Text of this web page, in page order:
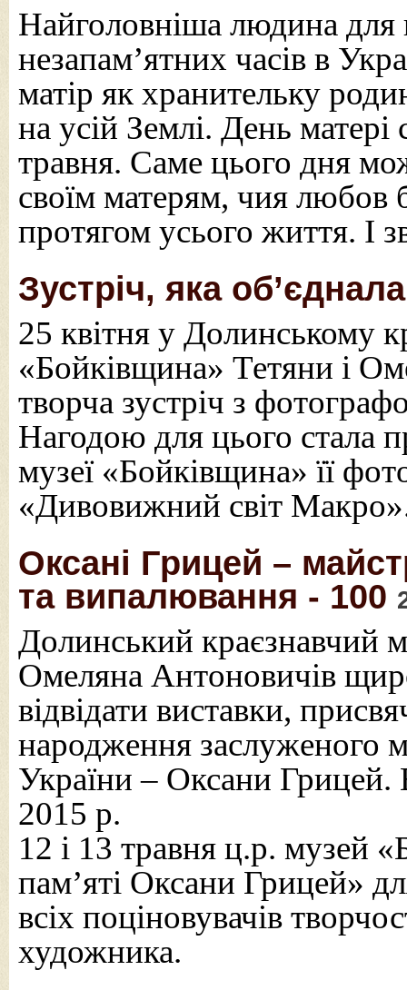
Найголовніша людина для
незапам’ятних часів в
матір як хранительку
на усій Землі. День
травня. Саме цього дня
своїм матерям, чия любов
протягом усього життя. І
Зустріч, яка
25 квітня у Долинському
«Бойківщина» Тетяни і
творча зустріч з
Нагодою для цього стала
музеї «Бойківщина» її
«Дивовижний світ
Оксані Грицей –
та випалювання - 100
Долинський краєзнавчий
Омеляна Антоновичів
відвідати виставки,
народження заслуженого
України – Оксани Грицей.
2015 р.
12 і 13 травня ц.р. музей
пам’яті Оксани Грицей»
всіх поціновувачів
художника.